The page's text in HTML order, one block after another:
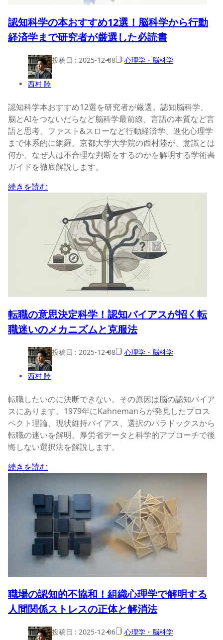
認知科学の本おすすめ12選！脳科学から行動
経済学まで研究者が厳選した必読書
西村 陸
投稿日 : 2025-12-08 心理学・脳科学
認知科学本おすすめ12選を研究者が厳選。認知脳科学、
脳とAIをつないだらなど脳科学最前線、言語の本質など言
語と思考、ファスト&スローなど行動経済学、進化心理学
まで体系的に網羅。京都大学大学院の西村陸が、意識とは
何か、なぜ人は不合理な判断をするのかを解明する学術書
ガイドを徹底解説します。
続きを読む
転職の意思決定科学！認知バイアスが招く転
職迷いのメカニズムと克服法
西村 陸
投稿日 : 2025-12-08 心理学・脳科学
転職したいのに決断できない。その原因は脳の認知バイア
スにあります。1979年にKahnemanらが発見したプロス
ペクト理論、現状維持バイアス、選択のパラドックスから
転職の迷いを解明。厚労省データと科学的アプローチで後
悔しない選択法を解説します。
続きを読む
職場の認知的不協和！組織心理学で解明する
人間関係ストレスの正体と解消法
投稿日 : 2025-12-06 心理学・脳科学